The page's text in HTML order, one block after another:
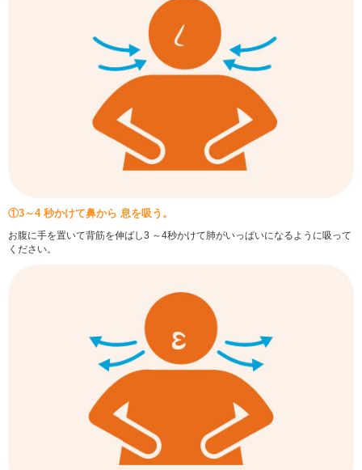
①3～4 秒かけて鼻から 息を吸う。
お腹に手を置いて背筋を伸ばし3 ～4秒かけて肺がいっぱいになるように吸って
ください。